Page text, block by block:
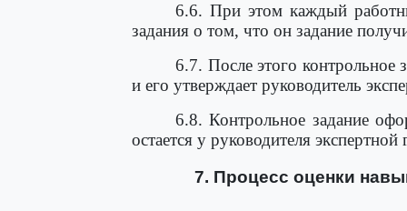
6.6. При этом каждый
задания о том, что он задание
6.7. После этого контрольное
и его утверждает руководитель
6.8. Контрольное задание
остается у руководителя
7. Процесс оценки